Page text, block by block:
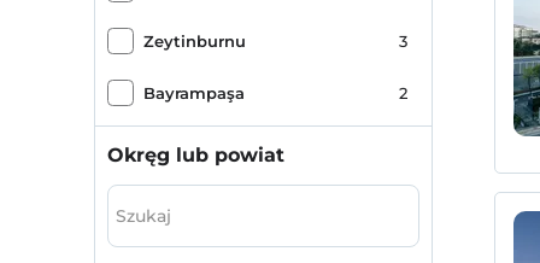
Zeytinburnu 3
Bayrampaşa 2
Okręg lub powiat